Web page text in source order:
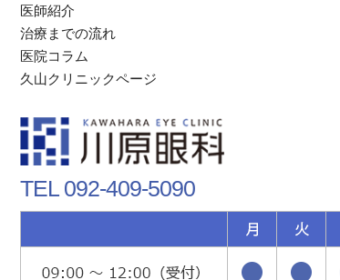
医師紹介
治療までの流れ
医院コラム
久山クリニックページ
TEL 092-409-5090